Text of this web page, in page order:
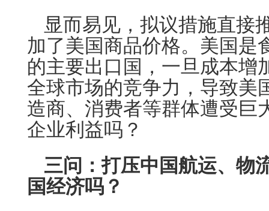
显而易见，拟议措施直接
加了美国商品价格。美国是
的主要出口国，一旦成本增
全球市场的竞争力，导致美
造商、消费者等群体遭受巨
企业利益吗？
三问：打压中国航运、物
国经济吗？